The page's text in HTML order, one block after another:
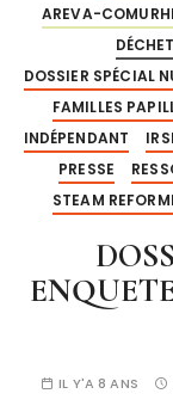
AREVA-
DOSSIER SPÉCIAL
FAMILLES
INDÉPENDANT
PRESSE
STEAM
IL Y'A 8 ANS